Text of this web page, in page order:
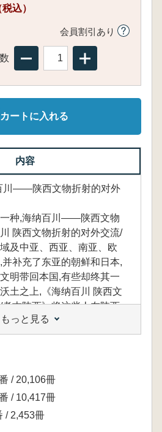
税込）
会員割引あり
カートに入れる
内容
川——陕西文物折射的对外
一种,海纳百川——陕西文物
陕西文物折射的对外交流/
及中亚、西亚、南亚、欧
补充了东亚的朝鲜和日本,
明带回本国,有些却终其一
土之上,《海纳百川 陕西文
古陕西》将这些人在陕西
,作为丝路的补充与古代中
统介绍了中外文化交流的
,胡人岁献葡萄酒——中亚篇
天此路回——张骞墓
胡——粟特
もっと見る
/ 20,106冊
/ 10,417冊
/ 2,453冊